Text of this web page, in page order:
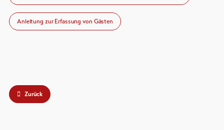
Anleitung zur Erfassung von Gästen
Zurück